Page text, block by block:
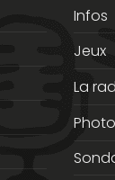
Infos
Jeux
La